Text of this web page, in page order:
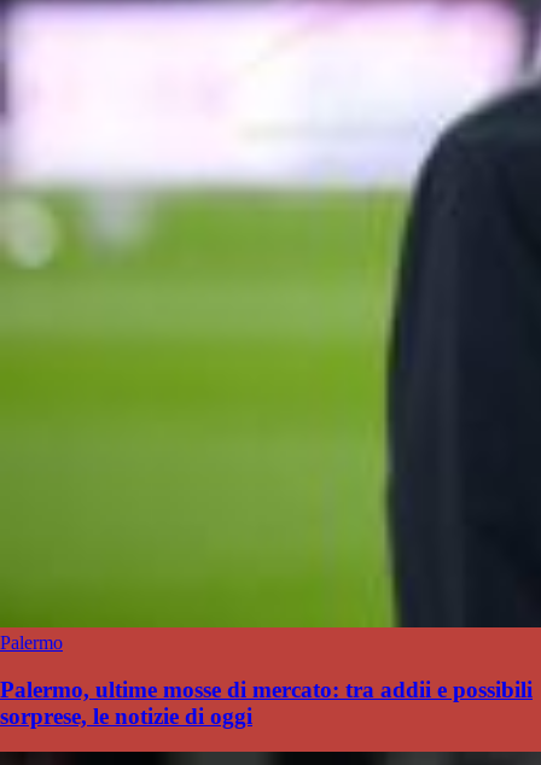
Palermo
Palermo, ultime mosse di mercato: tra addii e possibili
sorprese, le notizie di oggi